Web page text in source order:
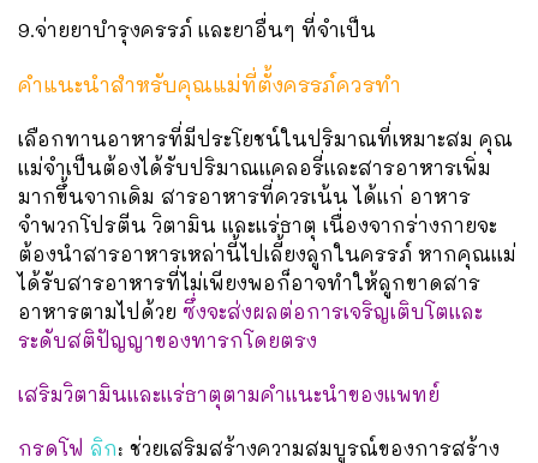
9.จ่ายยาบำรุงครรภ์ และยาอื่นๆ ที่จำเป็น
คำแนะนำสำหรับคุณแม่ที่ตั้งครรภ์ควรทำ
เลือกทานอาหารที่มีประโยชน์ในปริมาณที่เหมาะสม คุณ
แม่จำเป็นต้องได้รับปริมาณแคลอรี่และสารอาหารเพิ่ม
มากขึ้นจากเดิม สารอาหารที่ควรเน้น ได้แก่ อาหาร
จำพวกโปรตีน วิตามิน และแร่ธาตุ เนื่องจากร่างกายจะ
ต้องนำสารอาหารเหล่านี้ไปเลี้ยงลูกในครรภ์ หากคุณแม่
ได้รับสารอาหารที่ไม่เพียงพอก็อาจทำให้ลูกขาดสาร
อาหารตามไปด้วย ซึ่งจะส่งผลต่อการเจริญเติบโตและ
ระดับสติปัญญาของทารกโดยตรง
เสริมวิตามินและแร่ธาตุตามคำแนะนำของแพทย์
กรดโฟ ลิก: ช่วยเสริมสร้างความสมบูรณ์ของการสร้าง